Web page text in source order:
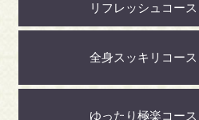
リフレッシュコース
全身スッキリコース
ゆったり極楽コース